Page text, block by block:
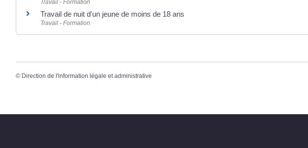
Travail - Formation
Travail de nuit d'un jeune de moins de 18 ans
Travail - Formation
© Direction de l'information légale et administrative